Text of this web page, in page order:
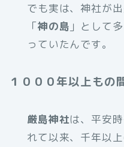
でも実は、神社が
「神の島 」として
っていたんです。
１０００年以上もの
厳島神社は、平安
れて以来、千年以